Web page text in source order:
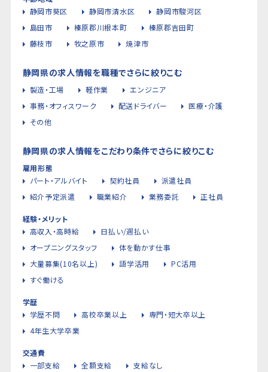
静岡市葵区
静岡市清水区
静岡市駿河区
島田市
榛原郡川根本町
榛原郡吉田町
藤枝市
牧之原市 焼津市
静岡県の求人情報を職種でさらに絞りこむ
製造・工場 軽作業
エンジニア
事務・オフィスワーク
配送ドライバー
医療・介護
その他
静岡県の求人情報をこだわり条件でさらに絞りこむ
雇用形態
パート・アルバイト
契約社員
派遣社員
紹介予定派遣
職業紹介 業務委託 正社員
経験・メリット
高収入・高時給
日払い/週払い
オープニングスタッフ
体を動かす仕事
大量募集(10名以上)
語学活用
PC活用
すぐ働ける
学歴
学歴不問
高校卒業以上
専門・短大卒以上
4年生大学卒業
交通費
一部支給
全額支給 支給なし